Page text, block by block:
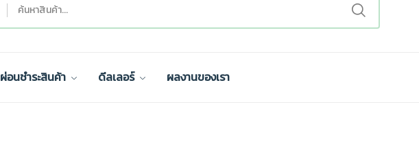
ผ่อนชำระสินค้า ดีลเลอร์ ผลงานของเรา